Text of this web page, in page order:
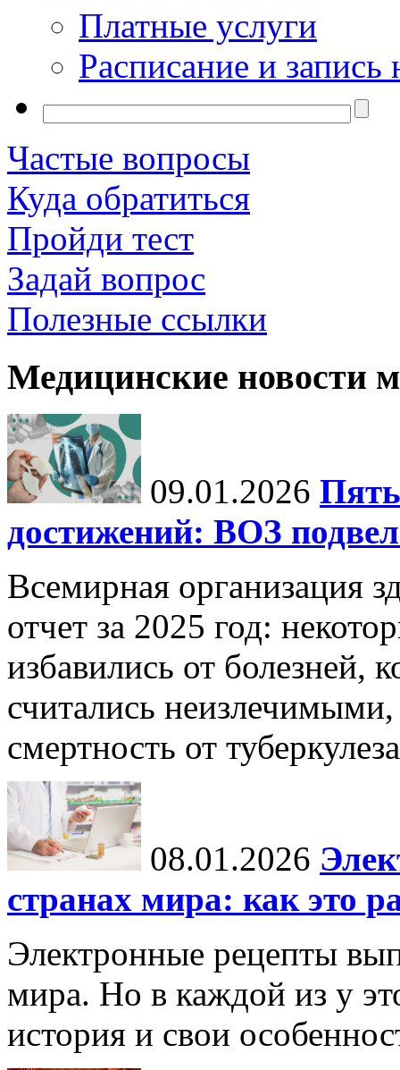
Платные услуги
Расписание и запись
Частые вопросы
Куда обратиться
Пройди тест
Задай вопрос
Полезные ссылки
Медицинские новости
09.01.2026
достижений: ВОЗ
Всемирная организация
отчет за 2025 год:
избавились от болезней,
считались неизлечимыми,
смертность от
08.01.2026
странах мира: как это
Электронные рецепты
мира. Но в каждой из у
история и свои